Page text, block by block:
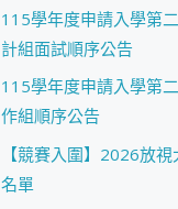
115學年度申請入學第
計組面試順序公告
115學年度申請入學第
作組順序公告
【競賽入圍】2026放
名單